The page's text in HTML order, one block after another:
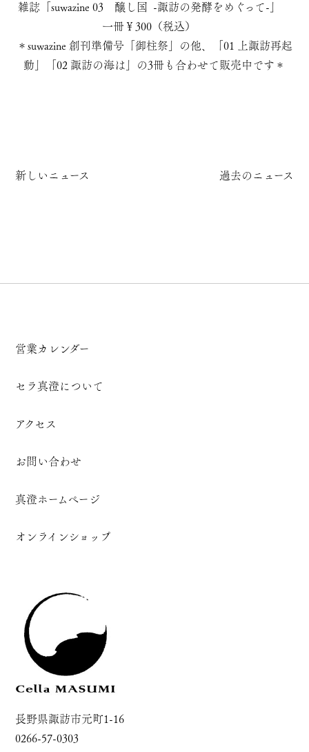
雑誌「suwazine 03 醸し国 -諏訪の発酵をめぐって-」
一冊￥300（税込）
＊suwazine 創刊準備号「御柱祭」の他、「01 上諏訪再起
動」「02 諏訪の海は」の3冊も合わせて販売中です＊
新しいニュース 過去のニュース
営業カレンダー
セラ真澄について
アクセス
お問い合わせ
真澄ホームページ
オンラインショップ
長野県諏訪市元町1-16
0266-57-0303